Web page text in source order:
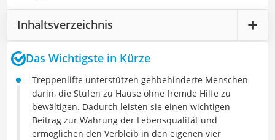
Inhaltsverzeichnis
Das Wichtigste in Kürze
Treppenlifte unterstützen gehbehinderte Menschen
darin, die Stufen zu Hause ohne fremde Hilfe zu
bewältigen. Dadurch leisten sie einen wichtigen
Beitrag zur Wahrung der Lebensqualität und
ermöglichen den Verbleib in den eigenen vier